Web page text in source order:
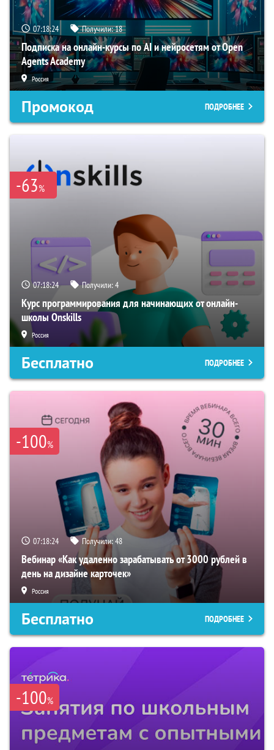
07:18:23 Получили:18
Подписка на онлайн-курсы по AI и нейросетям от Open
Agents Academy
Россия
Промокод ПОДРОБНЕЕ
-63%
07:18:23 Получили:4
Курс программирования для начинающих от онлайн-
школы Onskills
Россия
Бесплатно ПОДРОБНЕЕ
-100%
07:18:23 Получили:48
Вебинар «Как удаленно зарабатывать от 3000 рублей в
день на дизайне карточек»
Россия
Бесплатно ПОДРОБНЕЕ
-100%